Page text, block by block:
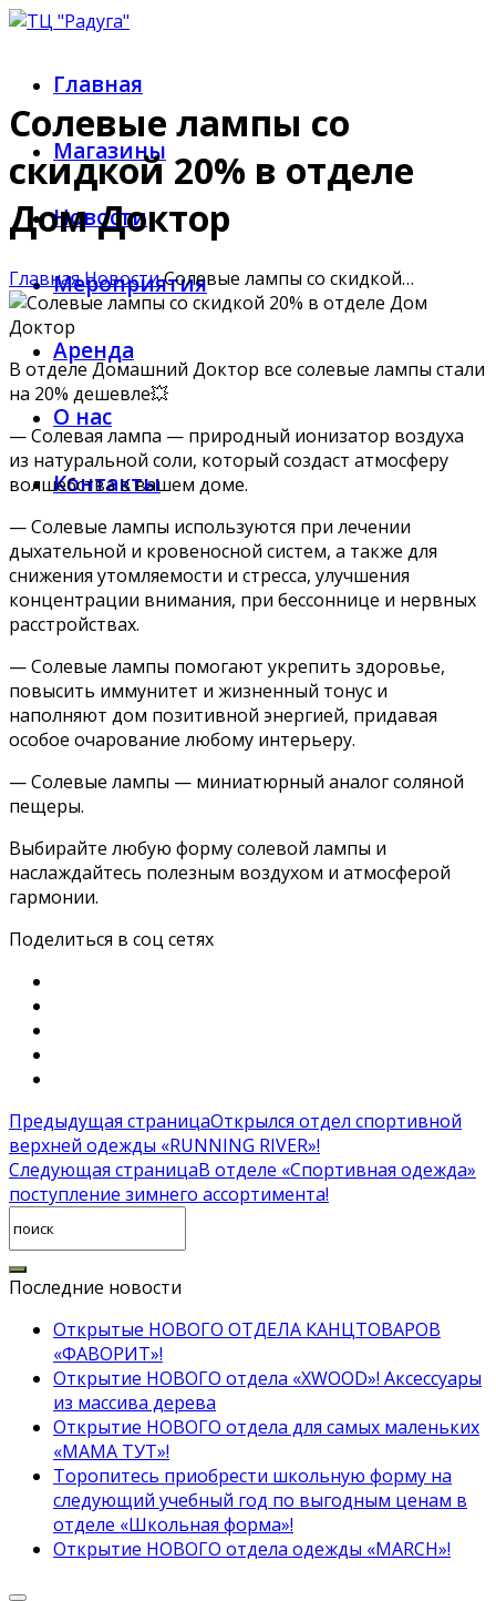
Главная
Магазины
Новости
Мероприятия
Аренда
О нас
Контакты
Солевые лампы со
скидкой 20% в отделе
Дом Доктор
ГлавнаяНовостиСолевые лампы со скидкой…
В отделе Домашний Доктор все солевые лампы стали
на 20% дешевле💥
— Солевая лампа — природный ионизатор воздуха
из натуральной соли, который создаст атмосферу
волшебства в вашем доме.
— Солевые лампы используются при лечении
дыхательной и кровеносной систем, а также для
снижения утомляемости и стресса, улучшения
концентрации внимания, при бессоннице и нервных
расстройствах.
— Солевые лампы помогают укрепить здоровье,
повысить иммунитет и жизненный тонус и
наполняют дом позитивной энергией, придавая
особое очарование любому интерьеру.
— Солевые лампы — миниатюрный аналог соляной
пещеры.
Выбирайте любую форму солевой лампы и
наслаждайтесь полезным воздухом и атмосферой
гармонии.
Поделиться в соц сетях
Предыдущая страницаОткрылся отдел спортивной
верхней одежды «RUNNING RIVER»!
Следующая страницаВ отделе «Спортивная одежда»
поступление зимнего ассортимента!
Последние новости
Открытые НОВОГО ОТДЕЛА КАНЦТОВАРОВ
«ФАВОРИТ»!
Открытие НОВОГО отдела «XWOOD»! Аксессуары
из массива дерева
Открытие НОВОГО отдела для самых маленьких
«МАМА ТУТ»!
Торопитесь приобрести школьную форму на
следующий учебный год по выгодным ценам в
отделе «Школьная форма»!
Открытие НОВОГО отдела одежды «MARCH»!